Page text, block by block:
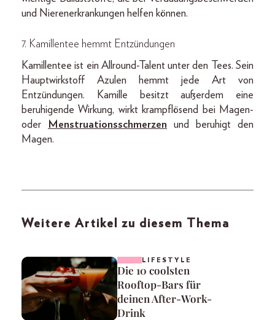
und Nierenerkrankungen helfen können.
7. Kamillentee hemmt Entzündungen
Kamillentee ist ein Allround-Talent unter den Tees. Sein
Hauptwirkstoff Azulen hemmt jede Art von
Entzündungen. Kamille besitzt außerdem eine
beruhigende Wirkung, wirkt krampflösend bei Magen-
oder
Menstruationsschmerzen und beruhigt den
Magen.
Weitere Artikel zu diesem Thema
LIFESTYLE
Die 10 coolsten
Rooftop-Bars für
deinen After-Work-
Drink